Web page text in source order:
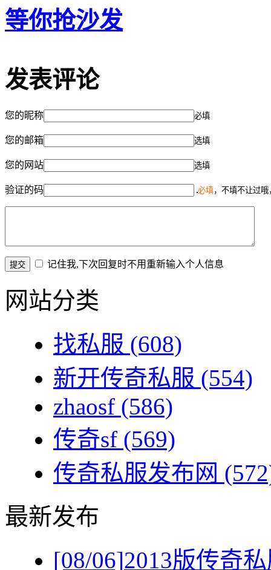
等你抢沙发
发表评论
您的昵称 必填
您的邮箱 选填
您的网站 选填
验证的码 必填，不填不让过
记住我,下次回复时不用重新输入个人信息
网站分类
找私服 (608)
新开传奇私服 (554)
zhaosf (586)
传奇sf (569)
传奇私服发布网
最新发布
[08/06]2013版传奇